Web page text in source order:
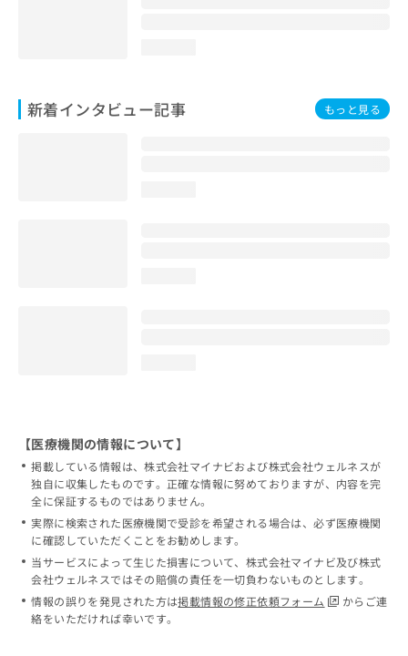
新着インタビュー記事 もっと見る
【医療機関の情報について】
掲載している情報は、株式会社マイナビおよび株式会社ウェルネスが
独自に収集したものです。正確な情報に努めておりますが、内容を完
全に保証するものではありません。
実際に検索された医療機関で受診を希望される場合は、必ず医療機関
に確認していただくことをお勧めします。
当サービスによって生じた損害について、株式会社マイナビ及び株式
会社ウェルネスではその賠償の責任を一切負わないものとします。
情報の誤りを発見された方は掲載情報の修正依頼フォーム
からご連
絡をいただければ幸いです。